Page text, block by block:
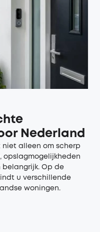
Nederland
alleen om scherp
opslagmogelijkheden
belangrijk. Op de
u verschillende
woningen.